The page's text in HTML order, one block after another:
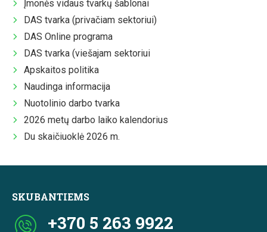
Įmonės vidaus tvarkų šablonai
DAS tvarka (privačiam sektoriui)
DAS Online programa
DAS tvarka (viešajam sektoriui
Apskaitos politika
Naudinga informacija
Nuotolinio darbo tvarka
2026 metų darbo laiko kalendorius
Du skaičiuoklė 2026 m.
SKUBANTIEMS
+370 5 263 9922